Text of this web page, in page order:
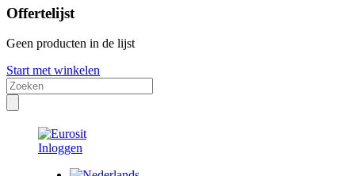
Offertelijst
Geen producten in de lijst
Start met winkelen
Inloggen